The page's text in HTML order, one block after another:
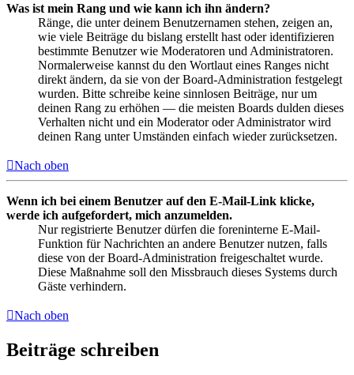
Was ist mein Rang und wie kann ich ihn ändern?
Ränge, die unter deinem Benutzernamen stehen, zeigen an,
wie viele Beiträge du bislang erstellt hast oder identifizieren
bestimmte Benutzer wie Moderatoren und Administratoren.
Normalerweise kannst du den Wortlaut eines Ranges nicht
direkt ändern, da sie von der Board-Administration festgelegt
wurden. Bitte schreibe keine sinnlosen Beiträge, nur um
deinen Rang zu erhöhen — die meisten Boards dulden dieses
Verhalten nicht und ein Moderator oder Administrator wird
deinen Rang unter Umständen einfach wieder zurücksetzen.
Nach oben
Wenn ich bei einem Benutzer auf den E-Mail-Link klicke,
werde ich aufgefordert, mich anzumelden.
Nur registrierte Benutzer dürfen die foreninterne E-Mail-
Funktion für Nachrichten an andere Benutzer nutzen, falls
diese von der Board-Administration freigeschaltet wurde.
Diese Maßnahme soll den Missbrauch dieses Systems durch
Gäste verhindern.
Nach oben
Beiträge schreiben